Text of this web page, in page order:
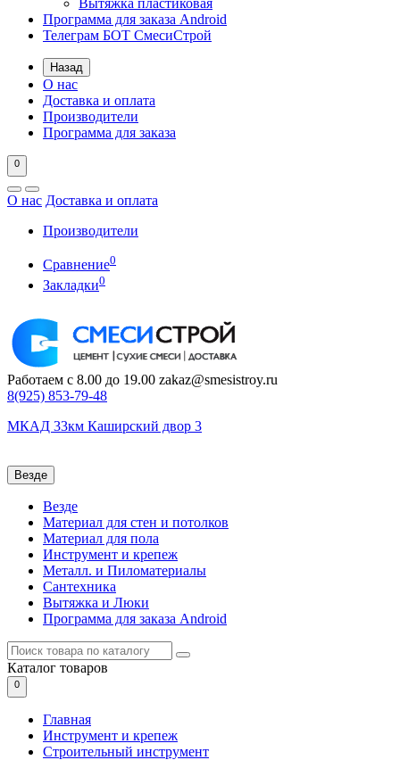
Вытяжка пластиковая
Программа для заказа Android
Телеграм БОТ СмесиСтрой
Назад
О нас
Доставка и оплата
Производители
Программа для заказа
0
О нас Доставка и оплата
Производители
Сравнение0
Закладки0
Работаем с 8.00 до 19.00 zakaz@smesistroy.ru
8(925) 853-79-48
МКАД 33км Каширский двор 3
Везде
Везде
Материал для стен и потолков
Материал для пола
Инструмент и крепеж
Металл. и Пиломатериалы
Сантехника
Вытяжка и Люки
Программа для заказа Android
Каталог товаров
0
Главная
Инструмент и крепеж
Строительный инструмент